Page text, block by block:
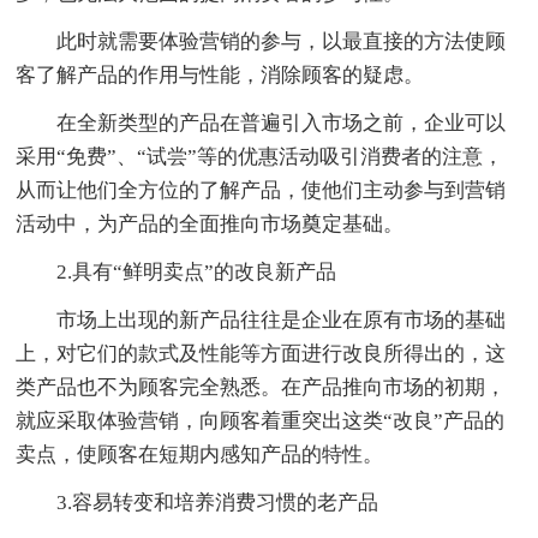
此时就需要体验营销的参与，以最直接的方法使顾
客了解产品的作用与性能，消除顾客的疑虑。
在全新类型的产品在普遍引入市场之前，企业可以
采用“免费”、“试尝”等的优惠活动吸引消费者的注意，
从而让他们全方位的了解产品，使他们主动参与到营销
活动中，为产品的全面推向市场奠定基础。
2.具有“鲜明卖点”的改良新产品
市场上出现的新产品往往是企业在原有市场的基础
上，对它们的款式及性能等方面进行改良所得出的，这
类产品也不为顾客完全熟悉。在产品推向市场的初期，
就应采取体验营销，向顾客着重突出这类“改良”产品的
卖点，使顾客在短期内感知产品的特性。
3.容易转变和培养消费习惯的老产品